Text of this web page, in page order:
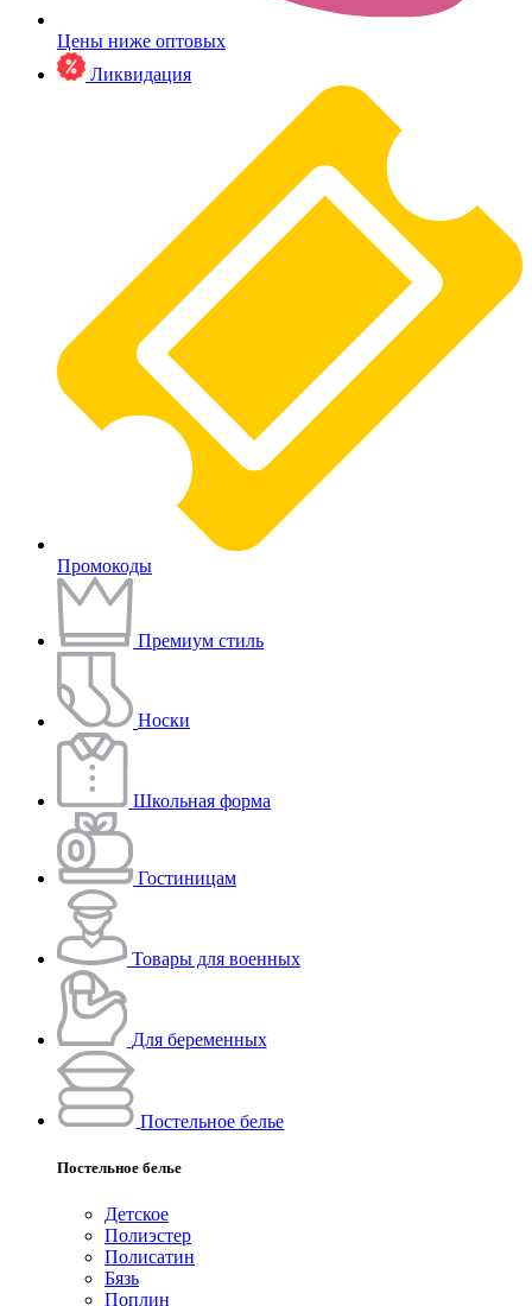
Цены ниже оптовых
Ликвидация
Промокоды
Премиум стиль
Носки
Школьная форма
Гостиницам
Товары для военных
Для беременных
Постельное белье
Постельное белье
Детское
Полиэстeр
Полисатин
Бязь
Поплин